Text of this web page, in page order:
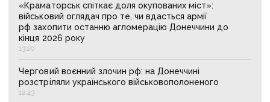
«Краматорськ спіткає доля окупованих міст»:
військовий оглядач про те, чи вдасться армії
рф захопити останню агломерацію Донеччини до
кінця 2026 року
13:20
Черговий воєнний злочин рф: на Донеччині
розстріляли українського військовополоненого
12:43